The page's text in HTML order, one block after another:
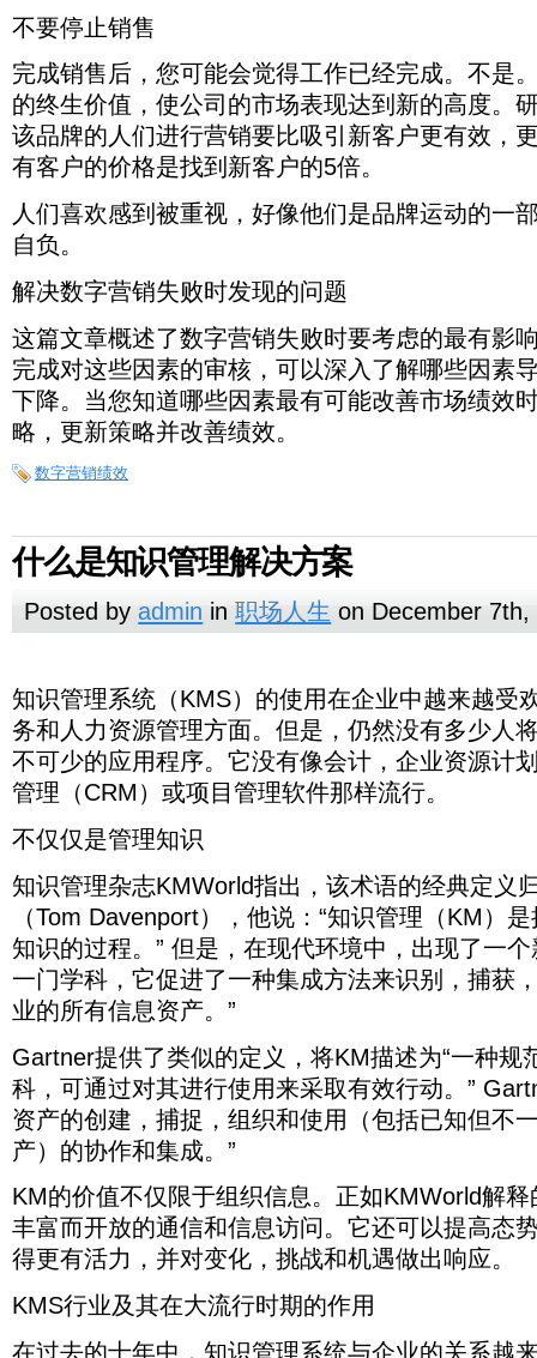
目
市
场/
角
色
之
外
人
口
的
量
售。
男
人
和
女
人
对
您
的
产
品
的
关
程
度
都
较
小。
们
的
数
字
营
销
策
略
做
出
更
好
决
策。
持
一
致。
不要停止销售
完成销售后，您可能会觉得工作已经完成。不是
的终生价值，使公司的市场表现达到新的高度。
该品牌的人们进行营销要比吸引新客户更有效，
有客户的价格是找到新客户的5倍。
人们喜欢感到被重视，好像他们是品牌运动的一
自负。
解决数字营销失败时发现的问题
这篇文章概述了数字营销失败时要考虑的最有影
完成对这些因素的审核，可以深入了解哪些因素
下降。当您知道哪些因素最有可能改善市场绩效
略，更新策略并改善绩效。
数字营销绩效
什么是知识管理解决方案
Posted byadmin in职场人生 on December 7th,
管
理
系
统
（KMS）
的
用
企
业
越
来
越
受
欢
迎，
尤
其
是
在
客
户
服
务
和
人
力
源
理
仅
是
管
理
知
识
管
理
杂
志
KMWorld
指
该
语
的
典
定
义
归
功
于
汤
姆
·
达
文
波
特
（Tom
Davenport），
他
说：“知
管
（KM）
供
了
类
似
的
定
将
描
述
为“一
种
规
范
知
识
产
管
理
的
学
科，
可
通
过
对
其
行
用
价
值
不
仅
限
于
织
息。
KMWorld
解
释
的
那
样，
它
有
助
于
实
现
丰
富
而
开
放
通
和
业
及
其
在
大
流
行
时
的
过
去
的
十
年
中，
知
识
管
系
企
关
越
越
密
切。
根
市
场
研
究
未
来
（MRFR）
的
认
为，
KMS
的
主
要
用
户
将
括
业，
业，
融
服
务
业，
制
药
以
及
IT
和
电
行
政
人
对
KMS
市
场
的
增
长
想
持
态
度，
是
以
解
的，
因
为
不
像
其
他
关
键
业
务
特
定
于
目
标
的
息
的
需
求
断
增
长
以
扩
业
务，
预
计
将
刺
知
识
管
理
件
场
句
话
说，
KMS
越
来
越
受
欢
迎
的
最
大
因
需
要
根
据
经
营
式
的
变
化
改
善
客
用
KMS
提
升
客
户
验
旦
安
曼
市
阿
拉
银
行
的
一
案
例
研
究
表
知
识
管
理
对
吸
客
户
具
有
极
响。
好
的
数
据
管
理
以
改
善
客
支
持
和
参
与
KMS
可
以
用
作
增
客
户
体
验
工
可
个
通
过
以
客
户
中
的
专
史
蒂
芬
凡
Belleghem
告
突
出
表
明
消
者
正
变
得
来
苛
避
免
因
未
能
及
解
查
询
造
成
负
面
印
企
业
被
迫
转
向
自
动
化
和
智
信
呈
是
实
现
有
效
的
户
务
自
化
的
关
键，
因
它
可
以
指
导
相
关
的
详
细
信
以
应
用
KMS
提
高
组
织
率
识
管
理
领
域
的
导
之
一
KMS
Lighthouse
进
行
了
一
研
究，
提
出
了
许
多
与
知
识
管
有
的
研
究
还
说，
找
到
工
需
息
需
要
30
分
钟
到
两
个
小
时。
许
多
公
司
承
认
话
待
些
细
节
为
大
大
提
高
率
了
会。
由
浪
费
了
太
多
的
户
和
业
务
时
间，
因
设
论
企
业
之
所
以
需
要
KMS
的
要
因，
不
因
本
身
具
有
管
理
息
的
能
力。
好
处
不
限
KMS
解
决
方
案
不
仅
可
用
管
量
数
即
使
小
型
初
创
业
也
可
以
利
用
这
知识管理系统（KMS）的使用在企业中越来越受
务和人力资源管理方面。但是，仍然没有多少人
不可少的应用程序。它没有像会计，企业资源计
管理（CRM）或项目管理软件那样流行。
不仅仅是管理知识
知识管理杂志KMWorld指出，该术语的经典定义
（Tom Davenport），他说：“知识管理（KM）
知识的过程。” 但是，在现代环境中，出现了一
一门学科，它促进了一种集成方法来识别，捕获
业的所有信息资产。”
Gartner提供了类似的定义，将KM描述为“一种规
科，可通过对其进行使用来采取有效行动。”
资产的创建，捕捉，组织和使用（包括已知但不
产）的协作和集成。”
KM的价值不仅限于组织信息。正如KMWorld解
丰富而开放的通信和信息访问。它还可以提高态
得更有活力，并对变化，挑战和机遇做出响应。
KMS行业及其在大流行时期的作用
在过去的十年中，知识管理系统与企业的关系越